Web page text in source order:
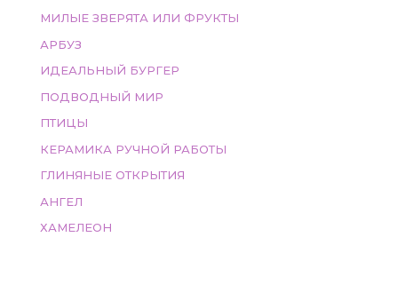
МИЛЫЕ ЗВЕРЯТА ИЛИ ФРУКТЫ
АРБУЗ
ИДЕАЛЬНЫЙ БУРГЕР
ПОДВОДНЫЙ МИР
ПТИЦЫ
КЕРАМИКА РУЧНОЙ РАБОТЫ
ГЛИНЯНЫЕ ОТКРЫТИЯ
АНГЕЛ
ХАМЕЛЕОН